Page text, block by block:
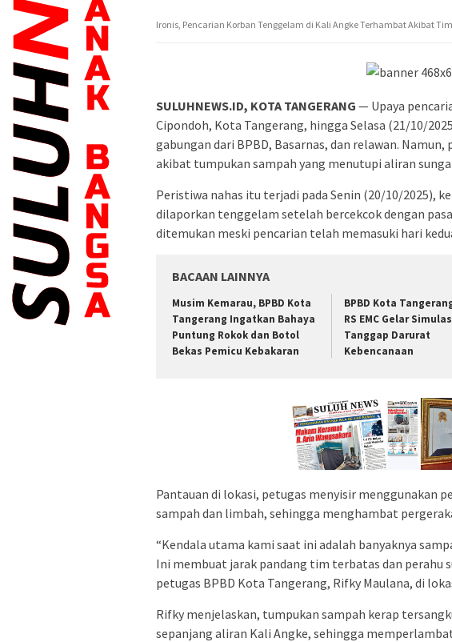
Ironis, Pencarian Korban Tenggelam di Kali Angke Terhambat Akibat
SULUHNEWS.ID, KOTA TANGERANG — Upaya
Cipondoh, Kota Tangerang, hingga Selasa (21/10/
gabungan dari BPBD, Basarnas, dan relawan.
akibat tumpukan sampah yang menutupi aliran
Peristiwa nahas itu terjadi pada Senin (20/10/2025),
dilaporkan tenggelam setelah bercekcok dengan
ditemukan meski pencarian telah memasuki hari
BACAAN LAINNYA
Musim Kemarau, BPBD Kota
Tangerang Ingatkan Bahaya
Puntung Rokok dan Botol
Bekas Pemicu Kebakaran
BPBD Kota
RS EMC Gelar
Tanggap Darurat
Kebencanaan
Pantauan di lokasi, petugas menyisir menggunakan
sampah dan limbah, sehingga menghambat
“Kendala utama kami saat ini adalah banyaknya
Ini membuat jarak pandang tim terbatas dan perahu
petugas BPBD Kota Tangerang, Rifky Maulana, di
Rifky menjelaskan, tumpukan sampah kerap
sepanjang aliran Kali Angke, sehingga